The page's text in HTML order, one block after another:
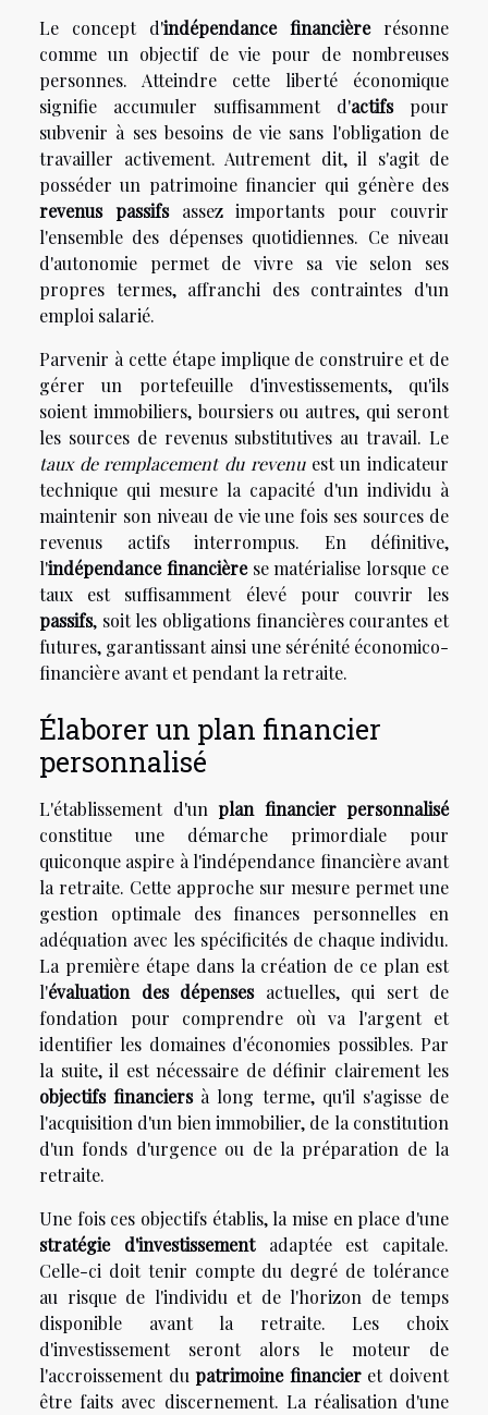
Le concept d'indépendance financièrerésonne
comme un objectif de vie pour de nombreuses
personnes. Atteindre cette liberté économique
signifie accumuler suffisamment d'actifspour
subvenir à ses besoins de vie sans l'obligation de
travailler activement. Autrement dit, il s'agit de
posséder un patrimoine financier qui génère des
revenus passifsassez importants pour couvrir
l'ensemble des dépenses quotidiennes. Ce niveau
d'autonomie permet de vivre sa vie selon ses
propres termes, affranchi des contraintes d'un
emploi salarié.
Parvenir à cette étape implique de construire et de
gérer un portefeuille d'investissements, qu'ils
soient immobiliers, boursiers ou autres, qui seront
les sources de revenus substitutives au travail. Le
taux de remplacement du revenuest un indicateur
technique qui mesure la capacité d'un individu à
maintenir son niveau de vie une fois ses sources de
revenus actifs interrompus. En définitive,
l'indépendance financièrese matérialise lorsque ce
taux est suffisamment élevé pour couvrir les
passifs, soit les obligations financières courantes et
futures, garantissant ainsi une sérénité économico-
financière avant et pendant la retraite.
Élaborer un plan financier
personnalisé
L'établissement d'un plan financier personnalisé
constitue une démarche primordiale pour
quiconque aspire à l'indépendance financière avant
la retraite. Cette approche sur mesure permet une
gestion optimale des finances personnelles en
adéquation avec les spécificités de chaque individu.
La première étape dans la création de ce plan est
l'évaluation des dépensesactuelles, qui sert de
fondation pour comprendre où va l'argent et
identifier les domaines d'économies possibles. Par
la suite, il est nécessaire de définir clairement les
objectifs financiersà long terme, qu'il s'agisse de
l'acquisition d'un bien immobilier, de la constitution
d'un fonds d'urgence ou de la préparation de la
retraite.
Une fois ces objectifs établis, la mise en place d'une
stratégie d'investissementadaptée est capitale.
Celle-ci doit tenir compte du degré de tolérance
au risque de l'individu et de l'horizon de temps
disponible avant la retraite. Les choix
d'investissement seront alors le moteur de
l'accroissement dupatrimoine financieret doivent
être faits avec discernement. La réalisation d'une